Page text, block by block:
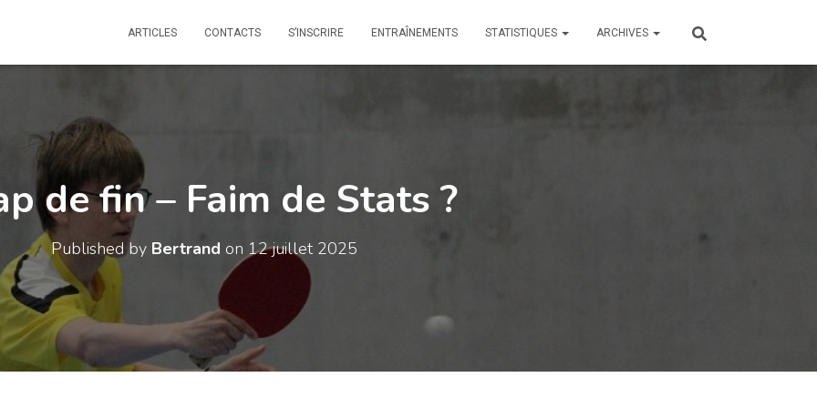
ARTICLES CONTACTS S’INSCRIRE ENTRAÎNEMENTS STATISTIQUES ARCHIVES
de fin – Faim de Stats ?
Published by Bertrand on 12 juillet 2025